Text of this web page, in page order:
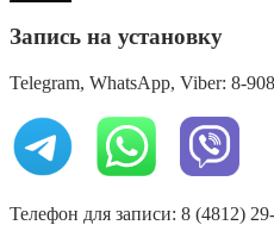
Запись на установку
Telegram, WhatsApp, Viber: 8-
Телефон для записи: 8 (4812)